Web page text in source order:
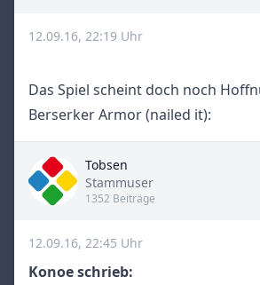
12.09.16, 22:19 Uhr
Das Spiel scheint doch noch
Berserker Armor (nailed it):
Tobsen
Title
Stammuser
1352 Beiträge
12.09.16, 22:45 Uhr
Konoe schrieb: